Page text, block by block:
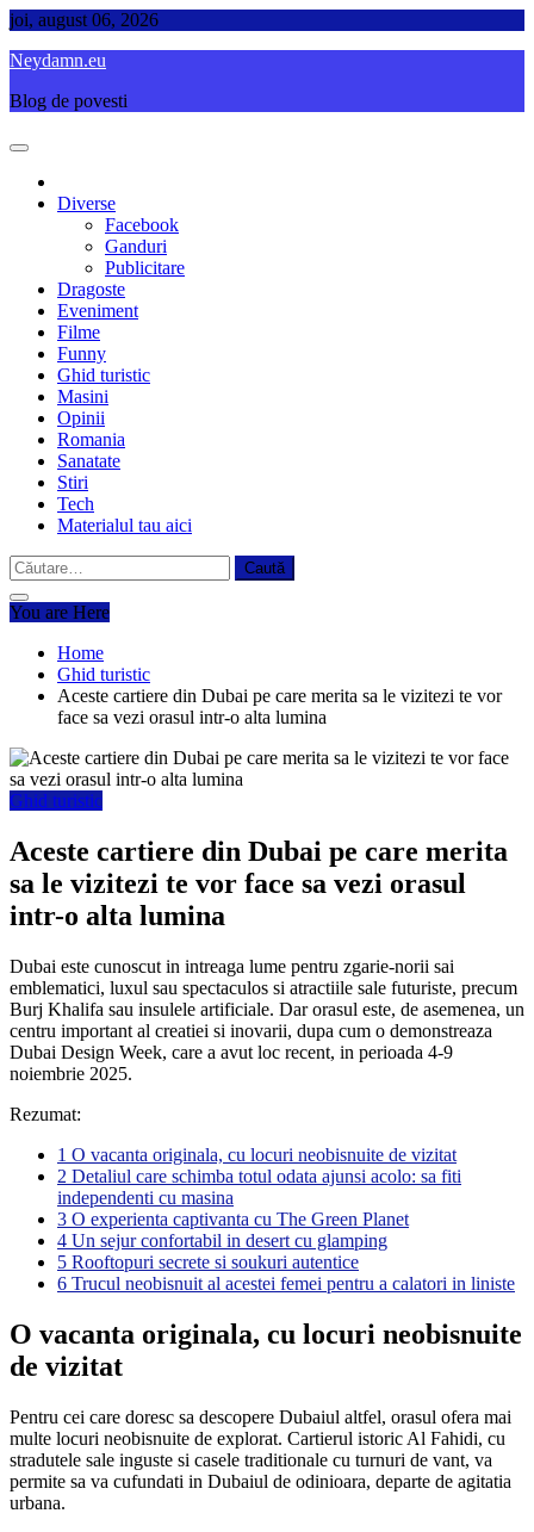
Skip
content
joi, august 06, 2026
Neydamn.eu
Blog de povesti
Diverse
Facebook
Ganduri
Publicitare
Dragoste
Eveniment
Filme
Funny
Ghid turistic
Masini
Opinii
Romania
Sanatate
Stiri
Tech
Materialul tau aici
Caută
după:
You are Here
Home
Ghid turistic
Aceste cartiere din Dubai pe care merita sa le vizitezi te vor
face sa vezi orasul intr-o alta lumina
Ghid turistic
Aceste cartiere din Dubai pe care merita
sa le vizitezi te vor face sa vezi orasul
intr-o alta lumina
Dubai este cunoscut in intreaga lume pentru zgarie-norii sai
emblematici, luxul sau spectaculos si atractiile sale futuriste, precum
Burj Khalifa sau insulele artificiale. Dar orasul este, de asemenea, un
centru important al creatiei si inovarii, dupa cum o demonstreaza
Dubai Design Week, care a avut loc recent, in perioada 4-9
noiembrie 2025.
Rezumat:
1 O vacanta originala, cu locuri neobisnuite de vizitat
2 Detaliul care schimba totul odata ajunsi acolo: sa fiti
independenti cu masina
3 O experienta captivanta cu The Green Planet
4 Un sejur confortabil in desert cu glamping
5 Rooftopuri secrete si soukuri autentice
6 Trucul neobisnuit al acestei femei pentru a calatori in liniste
O vacanta originala, cu locuri neobisnuite
de vizitat
Pentru cei care doresc sa descopere Dubaiul altfel, orasul ofera mai
multe locuri neobisnuite de explorat. Cartierul istoric Al Fahidi, cu
stradutele sale inguste si casele traditionale cu turnuri de vant, va
permite sa va cufundati in Dubaiul de odinioara, departe de agitatia
urbana.